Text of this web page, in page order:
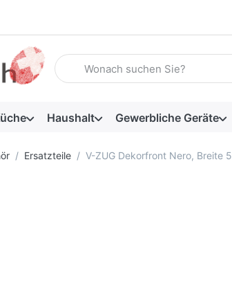
Geben Sie einen Suchbegriff ein.
Haushalt Gewerbliche Geräte
Ersatzteile V-ZUG Dekorfront Nero, Breite